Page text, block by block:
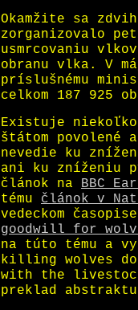
Okamžite sa
zorganizovalo
usmrcovaniu
obranu vlka. V
príslušnému
celkom 187 925
Existuje
štátom povolené
nevedie ku
ani ku zníženiu
článok na BBC
tému článok v
vedeckom
goodwill for
na túto tému a
killing wolves
with the
preklad